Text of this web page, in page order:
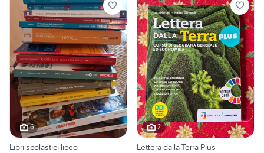
6
Libri scolastici liceo
2
Lettera dalla Terra Plus